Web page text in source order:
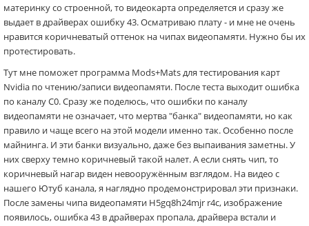
материнку со строенной, то видеокарта определяется и сразу же
выдает в драйверах ошибку 43. Осматриваю плату - и мне не очень
нравится коричневатый оттенок на чипах видеопамяти. Нужно бы их
протестировать.
Тут мне поможет программа Mods+Mats для тестирования карт
Nvidia по чтению/записи видеопамяти. После теста выходит ошибка
по каналу С0. Сразу же поделюсь, что ошибки по каналу
видеопамяти не означает, что мертва "банка" видеопамяти, но как
правило и чаще всего на этой модели именно так. Особенно после
майнинга. И эти банки визуально, даже без выпаивания заметны. У
них сверху темно коричневый такой налет. А если снять чип, то
коричневый нагар виден невооружённым взглядом. На видео с
нашего Ютуб канала, я наглядно продемонстрировал эти признаки.
После замены чипа видеопамяти H5gq8h24mjr r4c, изображение
появилось, ошибка 43 в драйверах пропала, драйвера встали и